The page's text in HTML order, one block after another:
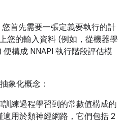
首先需要一張定義要執行的計
您的輸入資料 (例如，從機器學
構成 NNAPI 執行階段評估模
象化概念：
訓練過程學習到的常數值構成的
用於類神經網路，它們包括 2